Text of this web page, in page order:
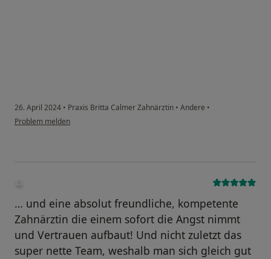
26. April 2024 • Praxis Britta Calmer Zahnärztin • Andere •
Problem melden
… und eine absolut freundliche, kompetente
Zahnärztin die einem sofort die Angst nimmt
und Vertrauen aufbaut! Und nicht zuletzt das
super nette Team, weshalb man sich gleich gut